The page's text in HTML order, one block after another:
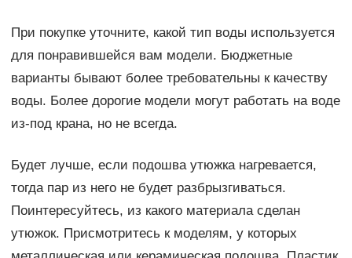
При покупке уточните, какой тип воды используется
для понравившейся вам модели. Бюджетные
варианты бывают более требовательны к качеству
воды. Более дорогие модели могут работать на воде
из-под крана, но не всегда.
Будет лучше, если подошва утюжка нагревается,
тогда пар из него не будет разбрызгиваться.
Поинтересуйтесь, из какого материала сделан
утюжок. Присмотритесь к моделям, у которых